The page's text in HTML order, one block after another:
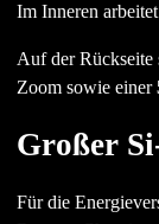
Im Inneren
Auf der
Zoom sowie einer
Großer
Für die